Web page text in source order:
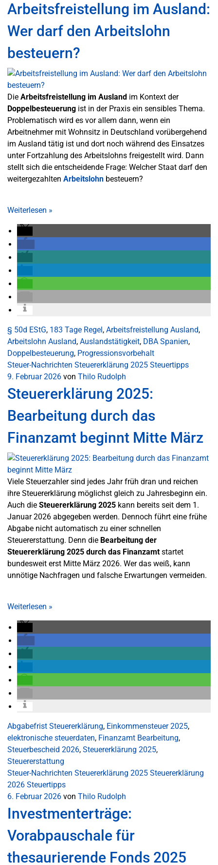
Arbeitsfreistellung im Ausland:
Wer darf den Arbeitslohn
besteuern?
Die Arbeitsfreistellung im Ausland im Kontext der
Doppelbesteuerung ist in der Praxis ein sensibles Thema.
Problematisch wird es vor allem dann, wenn ein
Arbeitnehmer mit Wohnsitz in Deutschland vorübergehend
im Ausland tätig ist und dort noch während des Einsatzes
unter Fortzahlung des Arbeitslohns freigestellt wird. Dann
stellt sich die entscheidende Frage: Welcher Staat darf den
weitergezahlten Arbeitslohn besteuern?
Weiterlesen »
§ 50d EStG, 183 Tage Regel, Arbeitsfreistellung Ausland,
Arbeitslohn Ausland, Auslandstätigkeit, DBA Spanien,
Doppelbesteuerung, Progressionsvorbehalt
Steuer-Nachrichten Steuererklärung 2025 Steuertipps
9. Februar 2026 von Thilo Rudolph
Steuererklärung 2025:
Bearbeitung durch das
Finanzamt beginnt Mitte März
Viele Steuerzahler sind jedes Jahr früh dran und reichen
ihre Steuererklärung möglichst gleich zu Jahresbeginn ein.
Auch die Steuererklärung 2025 kann bereits seit dem 1.
Januar 2026 abgegeben werden. Dennoch führt eine frühe
Abgabe nicht automatisch zu einer schnellen
Steuererstattung. Denn die Bearbeitung der
Steuererklärung 2025 durch das Finanzamtstartet
bundesweit erst Mitte März 2026. Wer das weiß, kann
unnötige Nachfragen und falsche Erwartungen vermeiden.
Weiterlesen »
Abgabefrist Steuererklärung, Einkommensteuer 2025,
elektronische steuerdaten, Finanzamt Bearbeitung,
Steuerbescheid 2026, Steuererklärung 2025,
Steuererstattung
Steuer-Nachrichten Steuererklärung 2025 Steuererklärung
2026 Steuertipps
6. Februar 2026 von Thilo Rudolph
Investmenterträge:
Vorabpauschale für
thesaurierende Fonds 2025